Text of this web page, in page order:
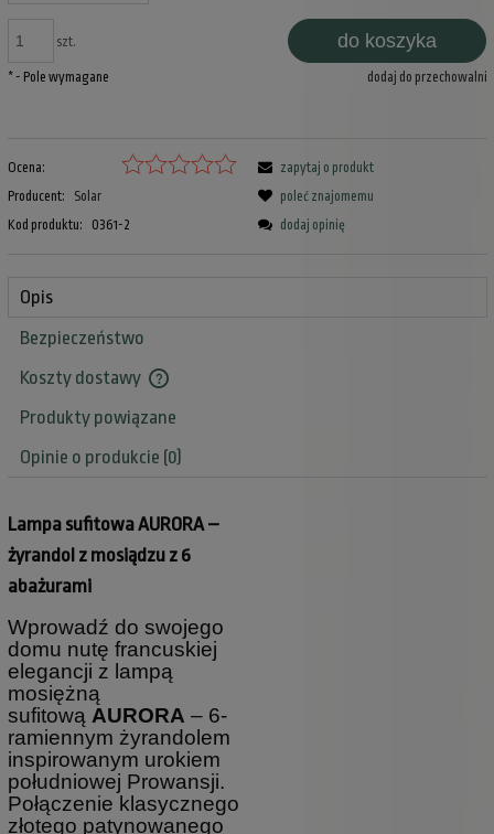
szt. do koszyka
dodaj do przechowalni
*- Pole wymagane
Ocena:
Producent:
Solar
Kod produktu:
0361-2
zapytaj o produkt
poleć znajomemu
dodaj opinię
Opis
Bezpieczeństwo
Koszty dostawy
Cena nie zawiera ewentualnych kosztów płatności
Produkty powiązane
Opinie o produkcie (0)
Lampa sufitowa AURORA –
żyrandol z mosiądzu z 6
abażurami
Wprowadź do swojego
domu nutę francuskiej
elegancji z lampą
mosiężną
sufitową AURORA – 6-
ramiennym żyrandolem
inspirowanym urokiem
południowej Prowansji.
Połączenie klasycznego
złotego patynowanego